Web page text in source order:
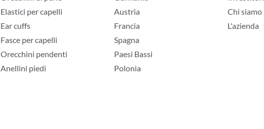
Elastici per capelli
Ear cuffs
Fasce per capelli
Orecchini pendenti
Anellini piedi
Austria
Francia
Spagna
Paesi Bassi
Polonia
Chi siamo
L'azienda